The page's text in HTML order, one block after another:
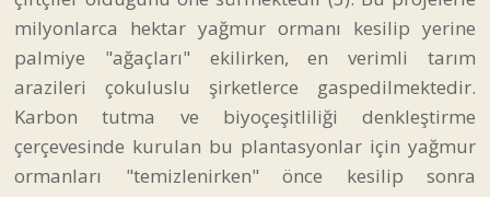
milyonlarca hektar yağmur ormanı kesilip yerine
palmiye "ağaçları" ekilirken, en verimli tarım
arazileri çokuluslu şirketlerce gaspedilmektedir.
Karbon tutma ve biyoçeşitliliği denkleştirme
çerçevesinde kurulan bu plantasyonlar için yağmur
ormanları "temizlenirken" önce kesilip sonra